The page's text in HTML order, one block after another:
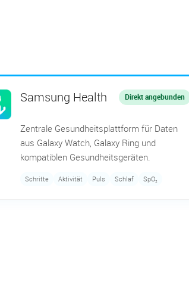
Samsung Health Direkt angebunden
Zentrale Gesundheitsplattform für Daten
aus Galaxy Watch, Galaxy Ring und
kompatiblen Gesundheitsgeräten.
Schritte Aktivität Puls Schlaf SpO₂